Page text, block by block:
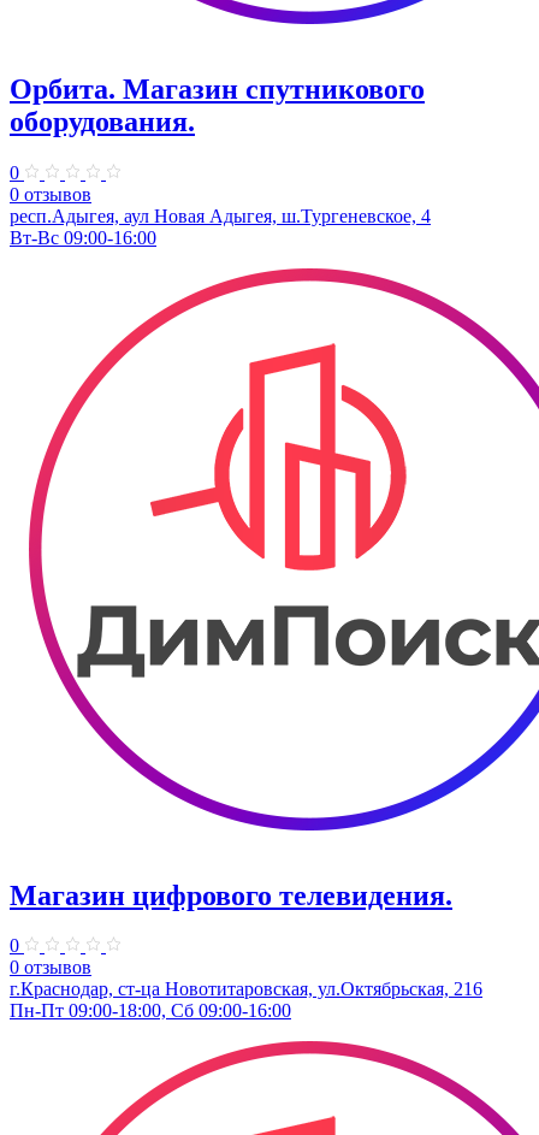
Орбита. Магазин спутникового
оборудования.
0
0 отзывов
респ.Адыгея, аул Новая Адыгея, ш.Тургеневское, 4
Вт-Вс 09:00-16:00
Магазин цифрового телевидения.
0
0 отзывов
г.Краснодар, ст-ца Новотитаровская, ул.Октябрьская, 216
Пн-Пт 09:00-18:00, Сб 09:00-16:00